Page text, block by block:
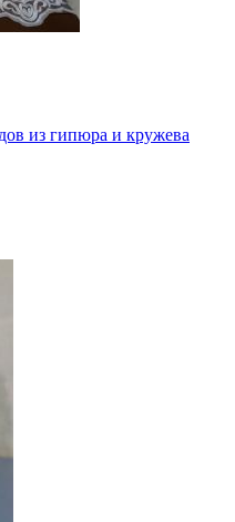
из гипюра и кружева